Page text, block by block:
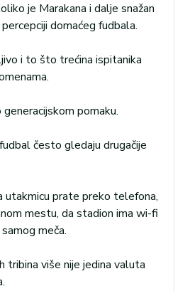
je Marakana i dalje snažan
domaćeg fudbala.
i to što trećina ispitanika
pomaku.
često gledaju drugačije
utakmicu prate preko telefona,
mestu, da stadion ima wi-fi
meča.
tribina više nije jedina valuta